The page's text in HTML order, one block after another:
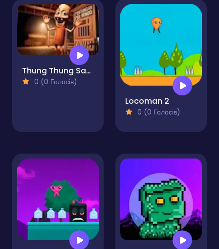
Thung Thung Sahur Difference
0 (0 Голосів)
Locoman 2
0 (0 Голосів)